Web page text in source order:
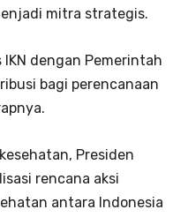
mitra strategis.
IKN dengan Pemerintah
bagi perencanaan
Presiden
rencana aksi
antara Indonesia